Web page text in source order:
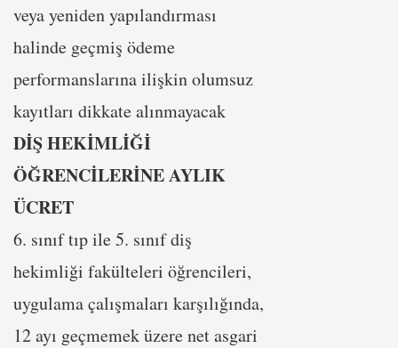
veya yeniden yapılandırması
halinde geçmiş ödeme
performanslarına ilişkin olumsuz
kayıtları dikkate alınmayacak
DİŞ HEKİMLİĞİ
ÖĞRENCİLERİNE AYLIK
ÜCRET
6. sınıf tıp ile 5. sınıf diş
hekimliği fakülteleri öğrencileri,
uygulama çalışmaları karşılığında,
12 ayı geçmemek üzere net asgari